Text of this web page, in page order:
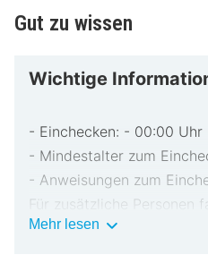
Gut zu wissen
Wichtige
- Einchecken: - 00:00 Uhr
- Mindestalter zum
- Anweisungen zum
Für zusätzliche Personen
Gebühren an, die
Mehr lesen Wichtige